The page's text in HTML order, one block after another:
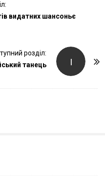
видатних шансоньє
І
розділ:
танець